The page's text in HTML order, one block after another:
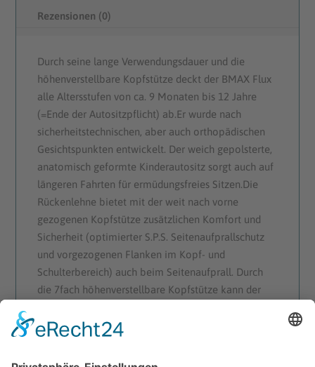
Rezensionen (0)
Durch seine lange Verwendungsdauer und die
höhenverstellbare Kopfstütze deckt der BMAX Flux
alle Altersstufen von ca. 9 Monaten bis 12 Jahre
(=Ende der Autositzpflicht) ab.Er wurde nach
sicherheitstechnischen, aber auch orthopädischen
Gesichtspunkten entwickelt. Der weich gepolsterte,
anatomisch geformte Kinderautositz sorgt auch auf
längeren Fahrten für ermüdungsfreies Sitzen.Die
Rückenlehne bietet mit der weit nach vorne
gezogenen Kopfstütze zusätzlichen Komfort und
Sicherheit (optimierter S.P.S. Seitenaufprallschutz
und vorgezogenen Flanken im Kopf- und
Schulterbereich) auch beim Seitenaufprall. Durch
die 7fach höhenverstellbare Kopfstütze kann der
angepasst werden. Auch das 5-Punkt-